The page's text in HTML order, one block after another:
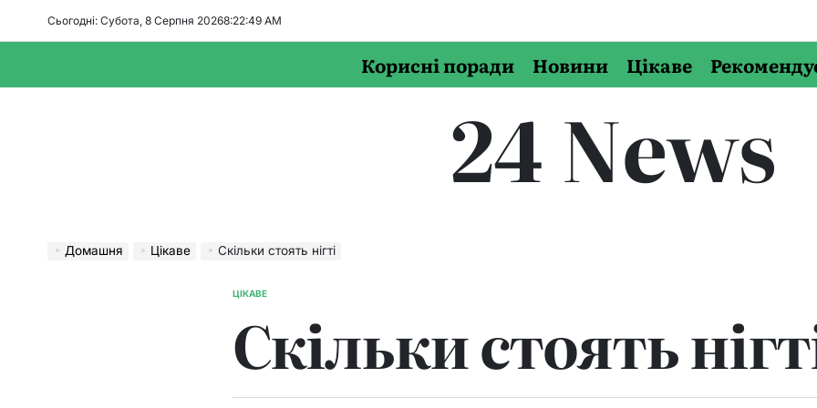
Сьогодні: Субота, 8 Серпня 20268:22:50 AM
Корисні поради Новини Цікаве
24 News
Домашня Цікаве Скільки стоять нігті
ОПУБЛІКУВАТИ
ЦІКАВЕ
Скільки стоять